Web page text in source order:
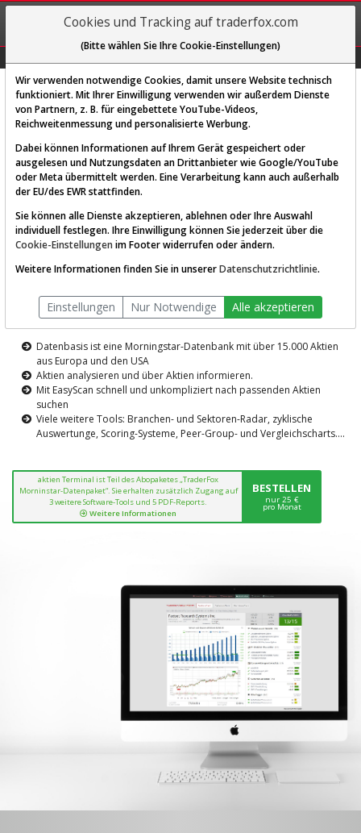
REGIS-
TRIEREN
Diese Funktion ist nur für
AKTIEN-TERMINAL
Die Aktienanalyse-Plattform von
TraderFox
Datenbasis ist eine Morningstar-Datenbank mit über 15.000 Aktien
aus Europa und den USA
Aktien analysieren und über Aktien informieren.
Mit EasyScan schnell und unkompliziert nach passenden Aktien
suchen
Viele weitere Tools: Branchen- und Sektoren-Radar, zyklische
Auswertunge, Scoring-Systeme, Peer-Group- und Vergleichscharts....
aktien Terminal ist Teil des Abopaketes „TraderFox
Morninstar-Datenpaket“. Sie erhalten zusätzlich Zugang auf
3 weitere Software-Tools und 5 PDF-Reports.
Weitere Informationen
BESTELLEN
nur 25 €
pro Monat
Cookies und Tracking auf traderfox.com
(Bitte wählen Sie Ihre Cookie-Einstellungen)
Wir verwenden notwendige Cookies, damit unsere Website technisch
funktioniert. Mit Ihrer Einwilligung verwenden wir außerdem Dienste
von Partnern, z. B. für eingebettete YouTube-Videos,
Reichweitenmessung und personalisierte Werbung.
Dabei können Informationen auf Ihrem Gerät gespeichert oder
ausgelesen und Nutzungsdaten an Drittanbieter wie Google/YouTube
oder Meta übermittelt werden. Eine Verarbeitung kann auch außerhalb
der EU/des EWR stattfinden.
Sie können alle Dienste akzeptieren, ablehnen oder Ihre Auswahl
individuell festlegen. Ihre Einwilligung können Sie jederzeit über die
Cookie-Einstellungen im Footer widerrufen oder ändern.
Weitere Informationen finden Sie in unsererDatenschutzrichtlinie.
Einstellungen Nur Notwendige Alle akzeptieren